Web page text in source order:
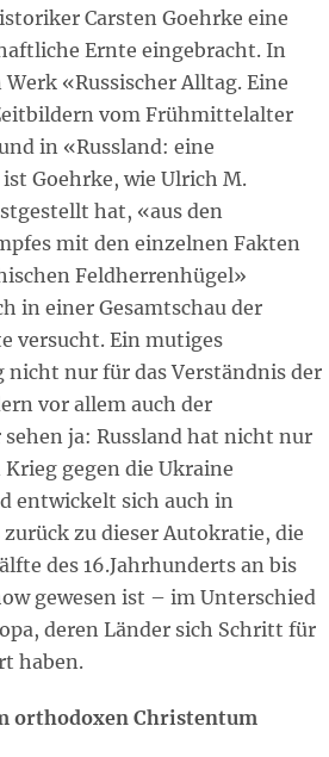
Carsten Goehrke eine
Ernte eingebracht. In
«Russischer Alltag. Eine
vom Frühmittelalter
in «Russland: eine
Goehrke, wie Ulrich M.
hat, «aus den
mit den einzelnen Fakten
Feldherrenhügel»
in einer Gesamtschau der
versucht. Ein mutiges
nur für das Verständnis der
vor allem auch der
ja: Russland hat nicht nur
gegen die Ukraine
entwickelt sich auch in
zu dieser Autokratie, die
des 16.Jahrhunderts an bis
gewesen ist – im Unterschied
deren Länder sich Schritt für
haben.
orthodoxen Christentum